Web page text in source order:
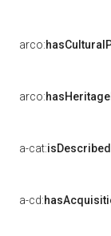
arco:
arco:
a-cat:
a-cd: